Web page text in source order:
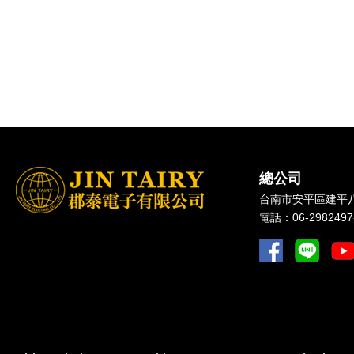
總公司
台南市安平區建平
電話： 06-